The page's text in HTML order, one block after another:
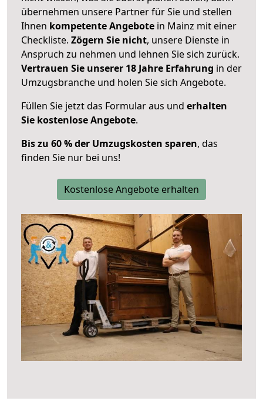
übernehmen unsere Partner für Sie und stellen
Ihnen kompetente Angebote in Mainz mit einer
Checkliste. Zögern Sie nicht, unsere Dienste in
Anspruch zu nehmen und lehnen Sie sich zurück.
Vertrauen Sie unserer 18 Jahre Erfahrung in der
Umzugsbranche und holen Sie sich Angebote.
Füllen Sie jetzt das Formular aus und erhalten
Sie kostenlose Angebote.
Bis zu 60 % der Umzugskosten sparen, das
finden Sie nur bei uns!
Kostenlose Angebote erhalten